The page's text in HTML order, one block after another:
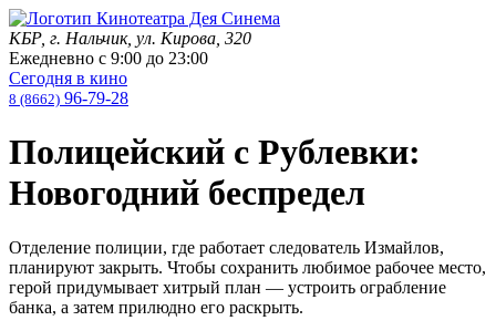
КБР, г. Нальчик, ул. Кирова, 320
Ежедневно с 9:00 до 23:00
Сегодня в кино
8 (8662) 96-79-28
Полицейский с Рублевки:
Новогодний беспредел
Отделение полиции, где работает следователь Измайлов,
планируют закрыть. Чтобы сохранить любимое рабочее место,
герой придумывает хитрый план — устроить ограбление
банка, а затем прилюдно его раскрыть.